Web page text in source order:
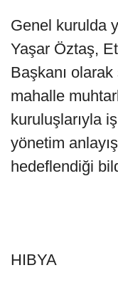
Genel kurulda
Yaşar Öztaş,
Başkanı
mahalle
kuruluşlarıyla
yönetim
hedeflendiği
HIBYA